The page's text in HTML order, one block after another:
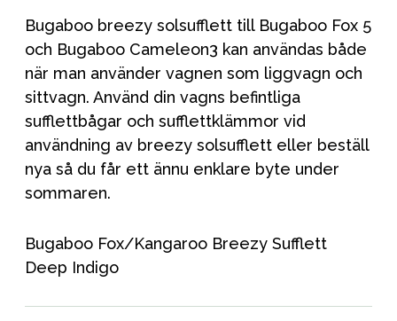
Bugaboo breezy solsufflett till Bugaboo Fox 5
och Bugaboo Cameleon3 kan användas både
när man använder vagnen som liggvagn och
sittvagn. Använd din vagns befintliga
sufflettbågar och sufflettklämmor vid
användning av breezy solsufflett eller beställ
nya så du får ett ännu enklare byte under
sommaren.
Bugaboo Fox/Kangaroo Breezy Sufflett
Deep Indigo